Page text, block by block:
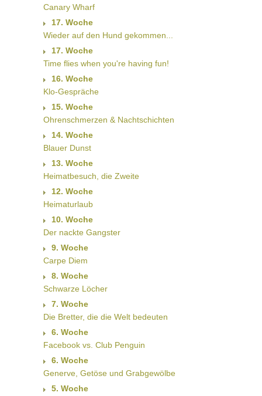
Canary Wharf
17. Woche
Wieder auf den Hund gekommen...
17. Woche
Time flies when you're having fun!
16. Woche
Klo-Gespräche
15. Woche
Ohrenschmerzen & Nachtschichten
14. Woche
Blauer Dunst
13. Woche
Heimatbesuch, die Zweite
12. Woche
Heimaturlaub
10. Woche
Der nackte Gangster
9. Woche
Carpe Diem
8. Woche
Schwarze Löcher
7. Woche
Die Bretter, die die Welt bedeuten
6. Woche
Facebook vs. Club Penguin
6. Woche
Generve, Getöse und Grabgewölbe
5. Woche